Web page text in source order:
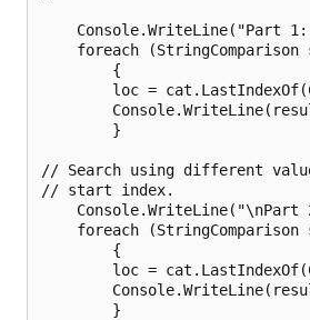
Console.WriteLine("Part
foreach (StringComparison
        {
loc =
        }
// Search using different
// start index.
Console.WriteLine("\nPart
foreach (StringComparison
        {
loc =
        }